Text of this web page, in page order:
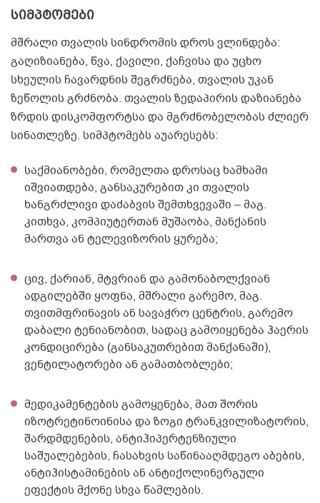
სიმპტომები
მშრალი თვალის სინდრომის დროს ვლინდება:
გაღიზიანება, წვა, ქავილი, ქაჩვისა და უცხო
სხეულის ჩავარდნის შეგრძნება, თვალის უკან
ზეწოლის გრძნობა. თვალის ზედაპირის დაზიანება
ზრდის დისკომფორტსა და მგრძნობელობას ძლიერ
სინათლეზე. სიმპტომებს აუარესებს:
საქმიანობები, რომელთა დროსაც ხამხამი
იშვიათდება, განსაკურებით კი თვალის
ხანგრძლივი დაძაბვის შემთხვევაში – მაგ.
კითხვა, კომპიუტერთან მუშაობა, მანქანის
მართვა ან ტელევიზორის ყურება;
ცივ, ქარიან, მტვრიან და გამონაბოლქვიან
ადგილებში ყოფნა, მშრალი გარემო, მაგ.
თვითმფრინავის ან სავაჭრო ცენტრის, გარემო
დაბალი ტენიანობით, სადაც გამოიყენება ჰაერის
კონდიცირება (განსაკუთრებით მანქანაში),
ვენტილატორები ან გამათბობლები;
მედიკამენტების გამოყენება, მათ შორის
იზოტრეტინოინისა და ზოგი ტრანკვილიზატორის,
შარდმდენების, ანტიჰიპერტენზიული
საშუალებების, ჩასახვის საწინააღმდეგო აბების,
ანტიჰისტამინების ან ანტიქოლინერგული
ეფექტის მქონე სხვა წამლების.